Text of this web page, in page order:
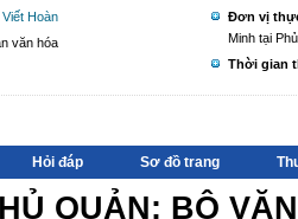
Hoàn
văn hóa
Đơn vị
Minh tại
Thời gian
Hỏi đáp Sơ đồ trang
QUẢN: BỘ